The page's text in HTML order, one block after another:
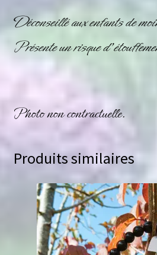
Déconseillé aux enfants de
Présente un risque
Photo non contractuelle.
Produits similaires